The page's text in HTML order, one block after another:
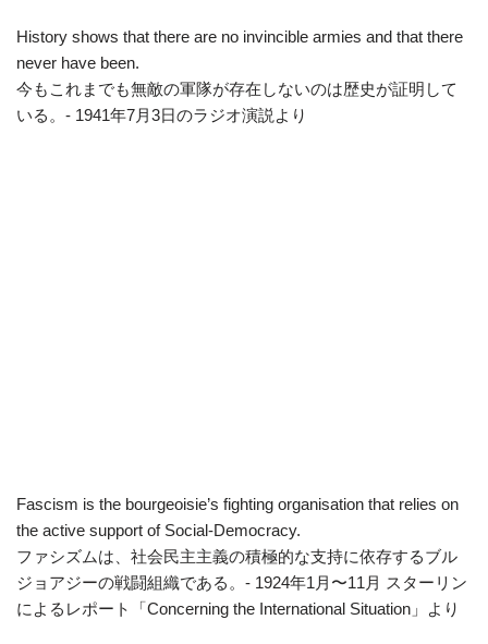
History shows that there are no invincible armies and that there
never have been.
今もこれまでも無敵の軍隊が存在しないのは歴史が証明して
いる。- 1941年7月3日のラジオ演説より
Fascism is the bourgeoisie’s fighting organisation that relies on
the active support of Social-Democracy.
ファシズムは、社会民主主義の積極的な支持に依存するブル
ジョアジーの戦闘組織である。- 1924年1月〜11月 スターリン
によるレポート「Concerning the International Situation」より